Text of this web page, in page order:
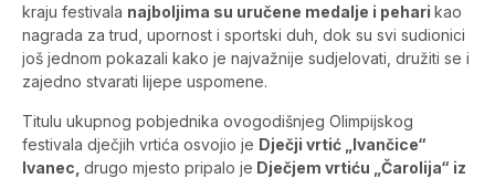
kraju festivala najboljima su uručene medalje i pehari kao
nagrada za trud, upornost i sportski duh, dok su svi sudionici
još jednom pokazali kako je najvažnije sudjelovati, družiti se i
zajedno stvarati lijepe uspomene.
Titulu ukupnog pobjednika ovogodišnjeg Olimpijskog
festivala dječjih vrtića osvojio je Dječji vrtić „Ivančice“
Ivanec, drugo mjesto pripalo je Dječjem vrtiću „Čarolija“ iz